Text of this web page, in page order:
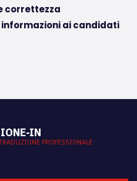
correttezza
ai candidati
IN
PROFESSIONALE